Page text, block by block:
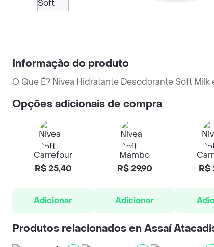
Informação do produto
O Que É? Nivea Hidratante Desodorante Soft
Opções adicionais de compra
Carrefour
R$ 25,40
Adicionar
Mambo
R$ 29,90
Adicionar
R$
Produtos relacionados en Assaí